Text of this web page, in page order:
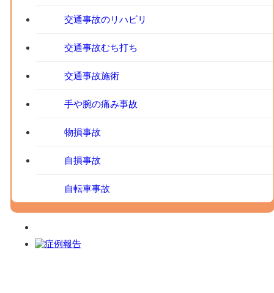
交通事故のリハビリ
交通事故むち打ち
交通事故施術
手や腕の痛み事故
物損事故
自損事故
自転車事故